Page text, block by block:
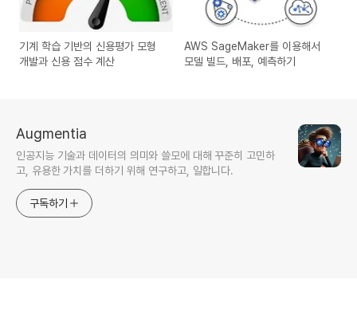
기계 학습 기반의 신용평가 모형
개발과 신용 점수 계산
AWS SageMaker를 이용해서
모델 빌드, 배포, 예측하기
Augmentia
인공지능 기술과 데이터의 의미와 쓸모에 대해 꾸준히 고민하
고, 유용한 가치를 더하기 위해 연구하고, 일합니다.
구독하기